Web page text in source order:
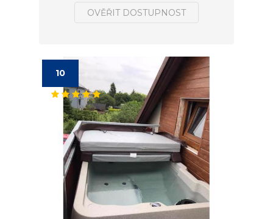
OVĚŘIT DOSTUPNOST
10